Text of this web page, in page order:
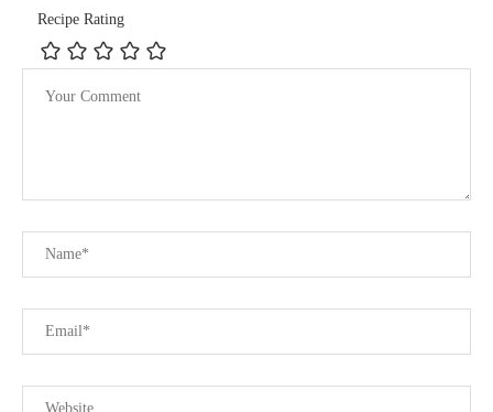
Recipe Rating